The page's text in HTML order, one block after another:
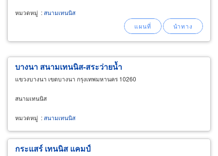
หมวดหมู่ :สนามเทนนิส
บางนา สนามเทนนิส-สระว่ายน้ำ
แขวงบางนา เขตบางนา กรุงเทพมหานคร 10260
สนามเทนนิส
หมวดหมู่ :สนามเทนนิส
กระแสร์ เทนนิส แคมป์